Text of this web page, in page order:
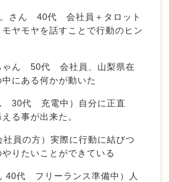
。さん 40代 会社員＋タロット
モヤモヤを話すことで行動のヒン
ゃん 50代 会社員、山梨県在
にある何かが動いた
30代 充電中）自分に正直
る事が出来た。
員の方）実際に行動に結びつ
やりたいことができている
40代 フリーランス準備中）人